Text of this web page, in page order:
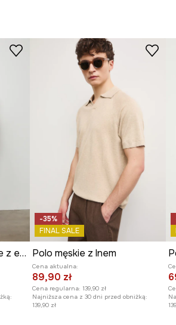
w Mediolanie, gdzie do
młodzieńczych, kiedy
się do
alchemią, folklorem
Tworzy dzieła
strojów.
w których człowiek i
symboli, które
są pełne detali,
zachęcają do
w głąb siebie.
Polo bawełniane męskie z elastanem z drobnym wzorem
-35%
FINAL SALE
Polo męskie z lnem
Cena aktualna:
89,90 zł
Cena regularna: 139,90 zł
Najniższa cena z 30 dni przed obniżką:
139,90 zł